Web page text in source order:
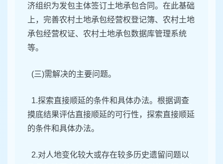
济组织为发包主体签订土地承包合同。在此基础
上，完善农村土地承包经营权登记簿、农村土地
承包经营权证、农村土地承包数据库管理系统
等。
(三)需解决的主要问题。
1.探索直接顺延的条件和具体办法。根据调查
摸底结果评估直接顺延的可行性，探索直接顺延
的条件和具体办法。
2.对人地变化较大或存在较多历史遗留问题以